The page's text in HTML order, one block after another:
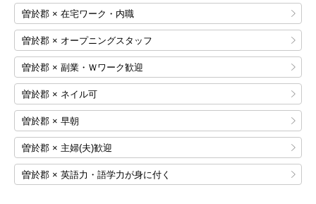
曽於郡 × 在宅ワーク・内職
曽於郡 × オープニングスタッフ
曽於郡 × 副業・Ｗワーク歓迎
曽於郡 × ネイル可
曽於郡 × 早朝
曽於郡 × 主婦(夫)歓迎
曽於郡 × 英語力・語学力が身に付く